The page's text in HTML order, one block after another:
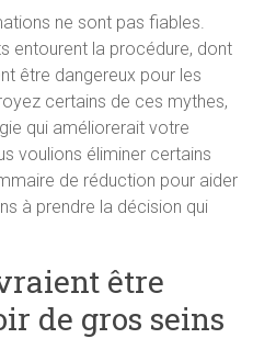
ne sont pas fiables.
entourent la procédure, dont
être dangereux pour les
certains de ces mythes,
qui améliorerait votre
voulions éliminer certains
de réduction pour aider
à prendre la décision qui
être
de gros seins